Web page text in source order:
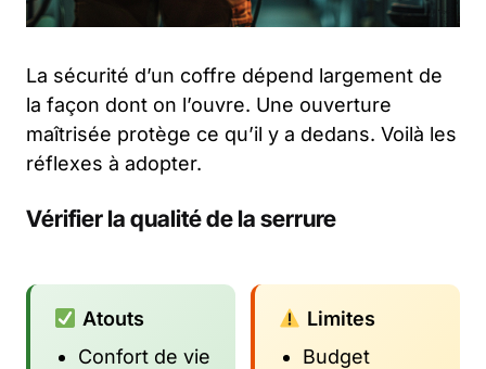
La sécurité d’un coffre dépend largement de
la façon dont on l’ouvre. Une ouverture
maîtrisée protège ce qu’il y a dedans. Voilà les
réflexes à adopter.
Vérifier la qualité de la serrure
Atouts
Confort de vie
Limites
Budget